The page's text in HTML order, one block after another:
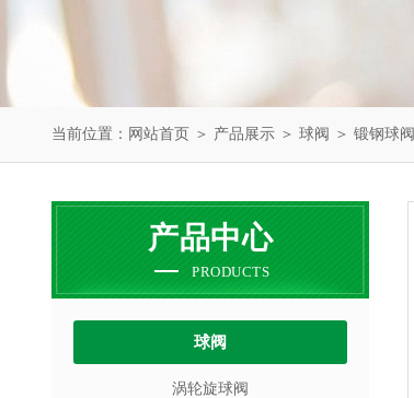
当前位置： 网站首页 ＞ 产品展示 ＞ 球阀 ＞ 锻钢球阀
产品中心
PRODUCTS
球阀
涡轮旋球阀